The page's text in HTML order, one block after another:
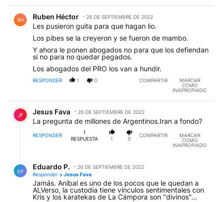
RH Ruben Héctor 26 DE SEPTIEMBRE DE 2022
Les pusieron guita para que hagan lio.
Los pibes se la creyeron y se fueron de mambo.
Y ahora le ponen abogados no para que los defiendan
si no para no quedar pegados.
Los abogados del PRO los van a hundir.
RESPONDER 1 0 COMPARTIR
MARCAR
COMO
INAPROPIADO
JF Jesus Fava 26 DE SEPTIEMBRE DE 2022
La pregunta de millones de Argentinos.Iran a fondo?
RESPONDER
1
RESPUESTA
1 0
COMPARTIR
MARCAR
COMO
INAPROPIADO
EP
Eduardo P.
26 DE SEPTIEMBRE DE 2022
Responder a Jesus Fava
Jamás. Aníbal es uno de los pocos que le quedan a
ALVerso, la custodia tiene vínculos sentimentales con
Kris y los karatekas de La Cámpora son "divinos"...